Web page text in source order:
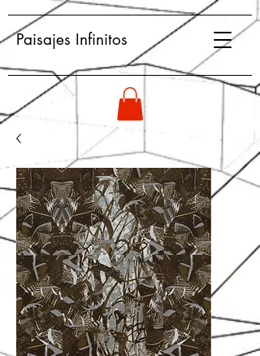
Paisajes Infinitos